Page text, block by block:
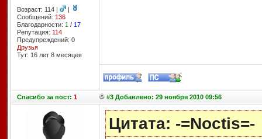
Возраст: 114 |
|
Сообщений: 136
Благодарности: 1 / 17
Репутация: 114
Предупреждений: 0
Друзья
Тут: 16 лет 8 месяцев
Спасибоза пост: 1 #3 Добавлено: 29 ноября 2010 09:56
Цитата: -=Noctis=-